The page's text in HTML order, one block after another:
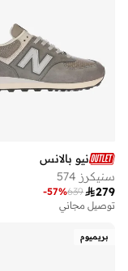
نيو بالانس
سنيكرز 574
279
639
-57%
توصيل مجاني
بريميوم